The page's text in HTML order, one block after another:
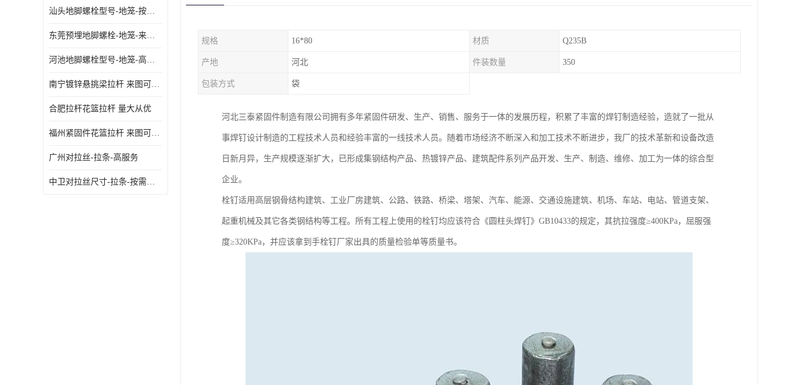
汕头地脚螺栓型号-地笼-按需定制
东莞预埋地脚螺栓-地笼-来图可定制
河池地脚螺栓型号-地笼-高质量
南宁镀锌悬挑梁拉杆 来图可定制
合肥拉杆花篮拉杆 量大从优
福州紧固件花篮拉杆 来图可定制
广州对拉丝-拉条-高服务
中卫对拉丝尺寸-拉条-按需定制
规格 16*80 材质 Q235B
产地 河北 件装数量 350
包装方式 袋
河北三泰紧固件制造有限公司拥有多年紧固件研发、生产、销售、服务于一体的发展历程，积累了丰富的焊钉制造经验，造就了一批从
事焊钉设计制造的工程技术人员和经验丰富的一线技术人员。随着市场经济不断深入和加工技术不断进步，我厂的技术革新和设备改造
日新月异，生产规模逐渐扩大，已形成集钢结构产品、热镀锌产品、建筑配件系列产品开发、生产、制造、维修、加工为一体的综合型
企业。
栓钉适用高层钢骨结构建筑、工业厂房建筑、公路、铁路、桥梁、塔架、汽车、能源、交通设施建筑、机场、车站、电站、管道支架、
起重机械及其它各类钢结构等工程。所有工程上使用的栓钉均应该符合《圆柱头焊钉》GB10433的规定，其抗拉强度≥400KPa，屈服强
度≥320KPa，并应该拿到手栓钉厂家出具的质量检验单等质量书。